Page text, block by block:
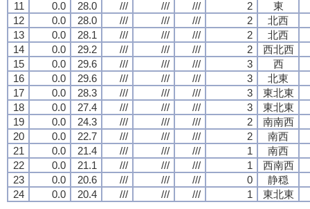
11
0.0 28.0 /// /// /// 2
東
12
0.0 28.0 /// /// /// 2
北西
13
0.0 28.1 /// /// /// 2
北西
14
0.0 29.2 /// /// /// 2
西北西
15
0.0 29.6 /// /// /// 3
西
16
0.0 29.6 /// /// /// 3
北東
17
0.0 28.3 /// /// /// 3
東北東
18
0.0 27.4 /// /// /// 3
東北東
19
0.0 24.3 /// /// /// 2
南南西
20
0.0 22.7 /// /// /// 2
南西
21
0.0 21.4 /// /// /// 1
南西
22
0.0 21.1 /// /// /// 1
西南西
23
0.0 20.6 /// /// /// 0
静穏
24
0.0 20.4 /// /// /// 1 東北東